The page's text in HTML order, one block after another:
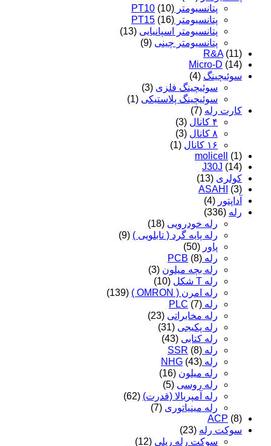
پتانسیومتر PT10 (10)
پتانسیومتر PT15 (16)
پتانسیومتر اسپانیایی (13)
پتانسیومتر چینی (9)
R&A (11)
Micro-D (14)
سوئیچینگ (4)
سوئیچینگ فلزی (3)
سوئیچینگ پلاستیکی (1)
کارت رله (7)
۴ کانال
(3)
۸ کانال
(3)
۱۶ کانال
(1)
molicell
(1)
J30J (14)
کولری (13)
ASAHI
(3)
آداپتور (4)
رله (336)
رله خودرویی (18)
رله پایه گرد ( تابلویی ) (9)
پاور (50)
رله PCB (8)
رله بچه میلون (3)
رله T شکل
(10)
رله امرن ( OMRON )
(139)
رله PLC (7)
رله مخابراتی (23)
رله پکیجی (31)
رله کتابی (43)
رله SSR (8)
رله NHG (43)
رله میلون (16)
رله روسی (5)
رله آمپربالا (قدرت) (62)
رله مینیاتوری (7)
ACP (8)
سوکت رله (23)
سوکت رله ریلی (12)